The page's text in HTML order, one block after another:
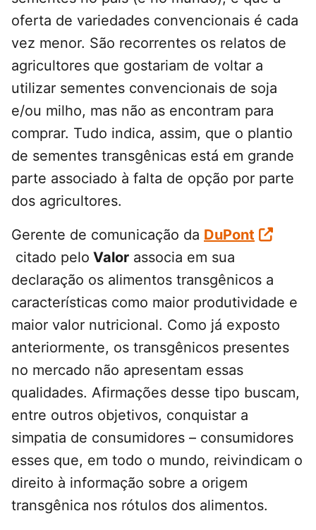
oferta de variedades convencionais é cada
vez menor. São recorrentes os relatos de
agricultores que gostariam de voltar a
utilizar sementes convencionais de soja
e/ou milho, mas não as encontram para
comprar. Tudo indica, assim, que o plantio
de sementes transgênicas está em grande
parte associado à falta de opção por parte
dos agricultores.
Gerente de comunicação da DuPont
citado pelo Valor associa em sua
declaração os alimentos transgênicos a
características como maior produtividade e
maior valor nutricional. Como já exposto
anteriormente, os transgênicos presentes
no mercado não apresentam essas
qualidades. Afirmações desse tipo buscam,
entre outros objetivos, conquistar a
simpatia de consumidores – consumidores
esses que, em todo o mundo, reivindicam o
direito à informação sobre a origem
transgênica nos rótulos dos alimentos.